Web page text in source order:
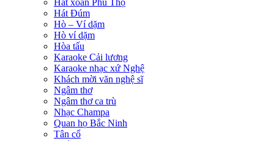
Hát xoan Phú Thọ
Hát Đúm
Hò – Ví dặm
Hò ví dặm
Hòa tấu
Karaoke Cải lương
Karaoke nhạc xứ Nghệ
Khách mời văn nghệ sĩ
Ngâm thơ
Ngâm thơ ca trù
Nhạc Champa
Quan họ Bắc Ninh
Tân cổ